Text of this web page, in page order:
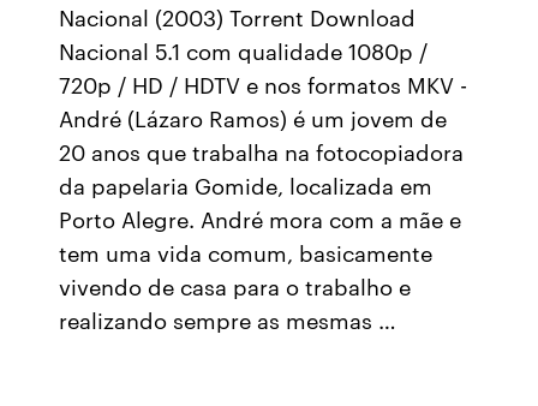
Nacional (2003) Torrent Download
Nacional 5.1 com qualidade 1080p /
720p / HD / HDTV e nos formatos MKV -
André (Lázaro Ramos) é um jovem de
20 anos que trabalha na fotocopiadora
da papelaria Gomide, localizada em
Porto Alegre. André mora com a mãe e
tem uma vida comum, basicamente
vivendo de casa para o trabalho e
realizando sempre as mesmas …